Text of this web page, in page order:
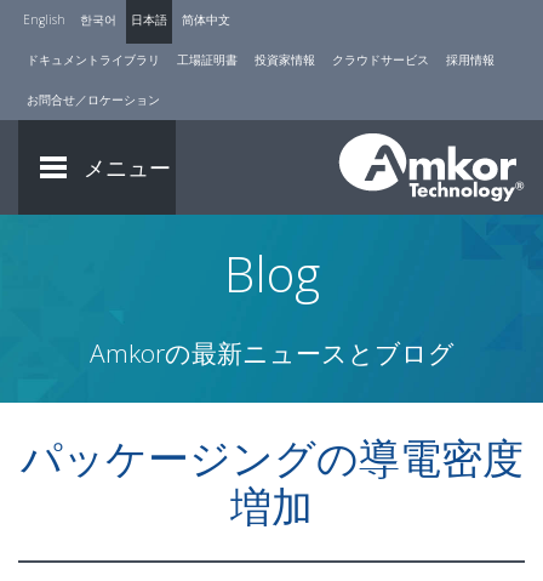
English 한국어 日本語 简体中文
ドキュメントライブラリ 工場証明書 投資家情報 クラウドサービス 採用情報
お問合せ／ロケーション
メニュー
Blog
Amkorの最新ニュースとブログ
パッケージングの導電密度
増加